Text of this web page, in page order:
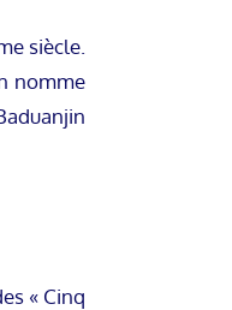
siècle.
nomme
« Cinq